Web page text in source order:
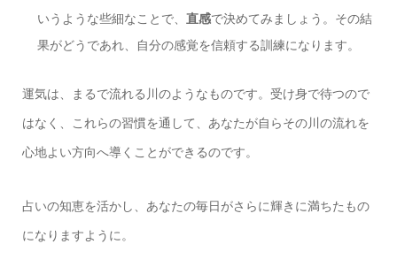
いうような些細なことで、直感で決めてみましょう。その結
果がどうであれ、自分の感覚を信頼する訓練になります。
運気は、まるで流れる川のようなものです。受け身で待つので
はなく、これらの習慣を通して、あなたが自らその川の流れを
心地よい方向へ導くことができるのです。
占いの知恵を活かし、あなたの毎日がさらに輝きに満ちたもの
になりますように。